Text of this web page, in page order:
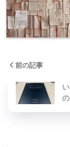
前の記事